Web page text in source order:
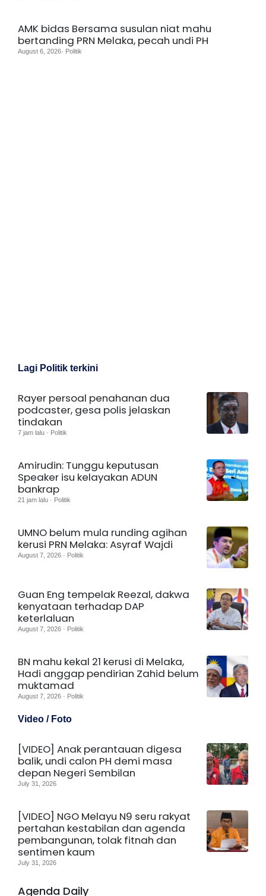
AMK bidas Bersama susulan niat mahu
bertanding PRN Melaka, pecah undi PH
August 6, 2026· Politik
Lagi Politik terkini
Rayer persoal penahanan dua
podcaster, gesa polis jelaskan
tindakan
7 jam lalu · Politik
Amirudin: Tunggu keputusan
Speaker isu kelayakan ADUN
bankrap
21 jam lalu · Politik
UMNO belum mula runding agihan
kerusi PRN Melaka: Asyraf Wajdi
August 7, 2026 · Politik
Guan Eng tempelak Reezal, dakwa
kenyataan terhadap DAP
keterlaluan
August 7, 2026 · Politik
BN mahu kekal 21 kerusi di Melaka,
Hadi anggap pendirian Zahid belum
muktamad
August 7, 2026 · Politik
Video / Foto
[VIDEO] Anak perantauan digesa
balik, undi calon PH demi masa
depan Negeri Sembilan
July 31, 2026
[VIDEO] NGO Melayu N9 seru rakyat
pertahan kestabilan dan agenda
pembangunan, tolak fitnah dan
sentimen kaum
July 31, 2026
Agenda Daily